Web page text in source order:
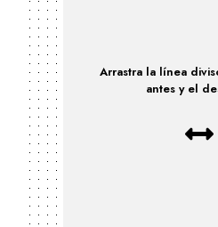
Arrastra la línea
antes y el